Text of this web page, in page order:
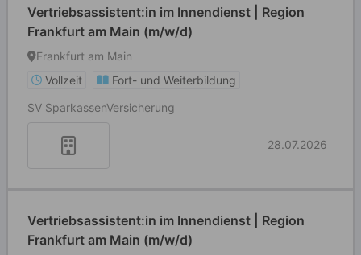
Vertriebsassistent:in im Innendienst | Region
Frankfurt am Main (m/w/d)
Frankfurt am Main
Vollzeit
Fort- und Weiterbildung
SV SparkassenVersicherung
28.07.2026
Vertriebsassistent:in im Innendienst | Region
Frankfurt am Main (m/w/d)